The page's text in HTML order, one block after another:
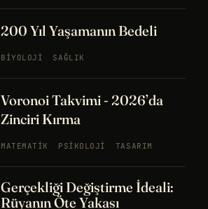
200 Yıl Yaşamanın Bedeli
BIYOLOJI SAĞLIK
Voronoi Takvimi - 2026’da
Zinciri Kırma
MATEMATIK PSIKOLOJI TASARIM
Gerçekliği Değiştirme İdeali:
Rüyanın Öte Yakası